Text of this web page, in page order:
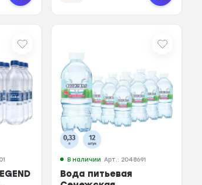
В наличии Арт.: 2048691
Вода питьевая